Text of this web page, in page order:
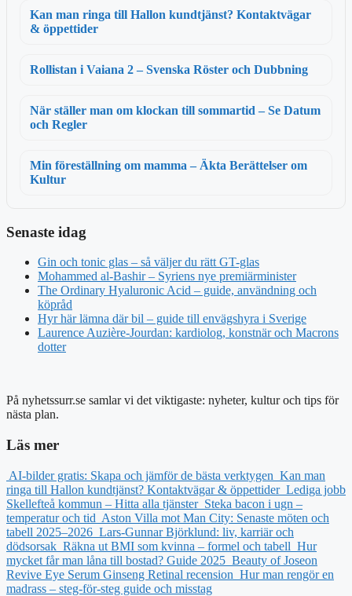
Kan man ringa till Hallon kundtjänst? Kontaktvägar
& öppettider
Rollistan i Vaiana 2 – Svenska Röster och Dubbning
När ställer man om klockan till sommartid – Se Datum
och Regler
Min föreställning om mamma – Äkta Berättelser om
Kultur
Senaste idag
Gin och tonic glas – så väljer du rätt GT-glas
Mohammed al-Bashir – Syriens nye premiärminister
The Ordinary Hyaluronic Acid – guide, användning och
köpråd
Hyr här lämna där bil – guide till envägshyra i Sverige
Laurence Auzière-Jourdan: kardiolog, konstnär och Macrons
dotter
På nyhetssurr.se samlar vi det viktigaste: nyheter, kultur och tips för
nästa plan.
Läs mer
AI-bilder gratis: Skapa och jämför de bästa verktygen Kan man
ringa till Hallon kundtjänst? Kontaktvägar & öppettider Lediga jobb
Skellefteå kommun – Hitta alla tjänster Steka bacon i ugn –
temperatur och tid Aston Villa mot Man City: Senaste möten och
tabell 2025–2026 Lars-Gunnar Björklund: liv, karriär och
dödsorsak Räkna ut BMI som kvinna – formel och tabell Hur
mycket får man låna till bostad? Guide 2025 Beauty of Joseon
Revive Eye Serum Ginseng Retinal recension Hur man rengör en
madrass – steg-för-steg guide och misstag